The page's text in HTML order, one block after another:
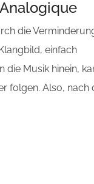
die
einfach
die Musik hinein,
folgen. Also, nach